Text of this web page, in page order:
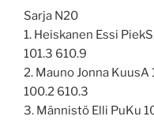
Sarja N20
1. Heiskanen Essi
101.3 610.9
2. Mauno Jonna
100.2 610.3
3. Männistö Elli PuKu